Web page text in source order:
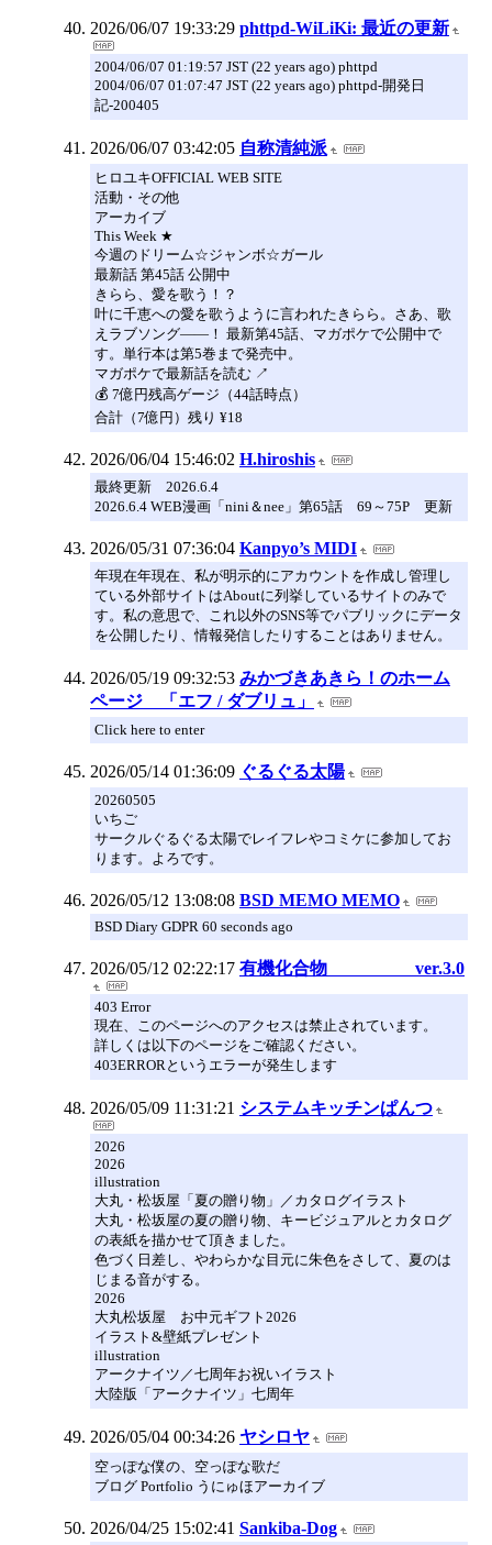
2026/06/07 19:33:29 phttpd-WiLiKi: 最近の更新
2004/06/07 01:19:57 JST (22 years ago) phttpd
2004/06/07 01:07:47 JST (22 years ago) phttpd-開発日
記-200405
2026/06/07 03:42:05 自称清純派
ヒロユキOFFICIAL WEB SITE
活動・その他
アーカイブ
This Week ★
今週のドリーム☆ジャンボ☆ガール
最新話 第45話 公開中
きらら、愛を歌う！？
叶に千恵への愛を歌うように言われたきらら。さあ、歌
えラブソング——！ 最新第45話、マガポケで公開中で
す。単行本は第5巻まで発売中。
マガポケで最新話を読む ↗
💰 7億円残高ゲージ（44話時点）
合計（7億円）残り ¥18
2026/06/04 15:46:02 H.hiroshis
最終更新 2026.6.4
2026.6.4 WEB漫画「nini＆nee」第65話 69～75P 更新
2026/05/31 07:36:04 Kanpyo’s MIDI
年現在年現在、私が明示的にアカウントを作成し管理し
ている外部サイトはAboutに列挙しているサイトのみで
す。私の意思で、これ以外のSNS等でパブリックにデータ
を公開したり、情報発信したりすることはありません。
2026/05/19 09:32:53 みかづきあきら！のホーム
ページ 「エフ / ダブリュ」
Click here to enter
2026/05/14 01:36:09 ぐるぐる太陽
20260505
いちご
サークルぐるぐる太陽でレイフレやコミケに参加してお
ります。よろです。
2026/05/12 13:08:08 BSD MEMO MEMO
BSD Diary GDPR 60 seconds ago
2026/05/12 02:22:17 有機化合物 ver.3.0
403 Error
現在、このページへのアクセスは禁止されています。
詳しくは以下のページをご確認ください。
403ERRORというエラーが発生します
2026/05/09 11:31:21 システムキッチンぱんつ
2026
2026
illustration
大丸・松坂屋「夏の贈り物」／カタログイラスト
大丸・松坂屋の夏の贈り物、キービジュアルとカタログ
の表紙を描かせて頂きました。
色づく日差し、やわらかな目元に朱色をさして、夏のは
じまる音がする。
2026
大丸松坂屋 お中元ギフト2026
イラスト&壁紙プレゼント
illustration
アークナイツ／七周年お祝いイラスト
大陸版「アークナイツ」七周年
2026/05/04 00:34:26 ヤシロヤ
空っぽな僕の、空っぽな歌だ
ブログ Portfolio うにゅほアーカイブ
2026/04/25 15:02:41 Sankiba-Dog